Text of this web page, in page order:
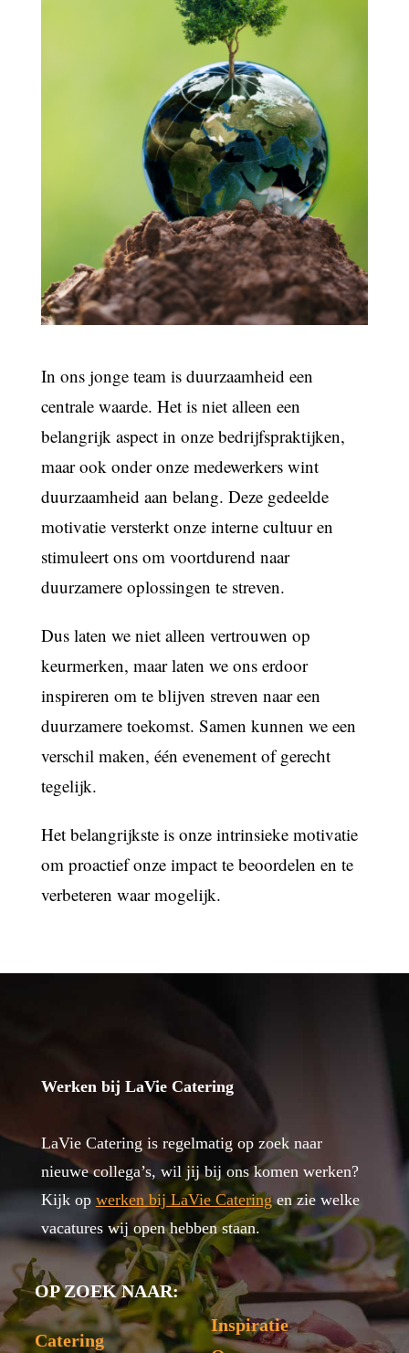
In ons jonge team is duurzaamheid een
centrale waarde. Het is niet alleen een
belangrijk aspect in onze bedrijfspraktijken,
maar ook onder onze medewerkers wint
duurzaamheid aan belang. Deze gedeelde
motivatie versterkt onze interne cultuur en
stimuleert ons om voortdurend naar
duurzamere oplossingen te streven.
Dus laten we niet alleen vertrouwen op
keurmerken, maar laten we ons erdoor
inspireren om te blijven streven naar een
duurzamere toekomst. Samen kunnen we een
verschil maken, één evenement of gerecht
tegelijk.
Het belangrijkste is onze intrinsieke motivatie
om proactief onze impact te beoordelen en te
verbeteren waar mogelijk.
Werken bij LaVie Catering
LaVie Catering is regelmatig op zoek naar
nieuwe collega’s, wil jij bij ons komen werken?
Kijk op werken bij LaVie Cateringen zie welke
vacatures wij open hebben staan.
OP ZOEK NAAR:
Catering
Inspiratie